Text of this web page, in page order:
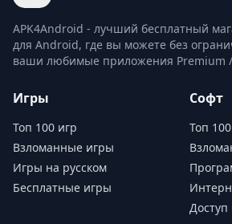
APK4Android - лучший бесплатный
для Android, где вы можете без
ваши любимые приложения Premium /
Игры
Топ 100 игр
Взломанные игры
Игры на русском
Бесплатные игры
Софт
Топ
Доступ